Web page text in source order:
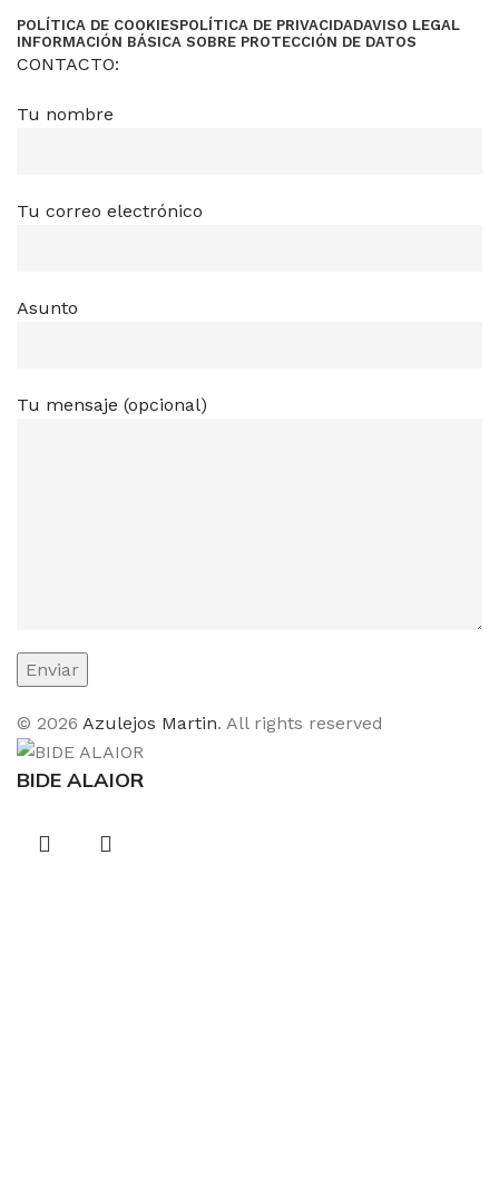
POLÍTICA DE COOKIESPOLÍTICA DE PRIVACIDADAVISO LEGAL
INFORMACIÓN BÁSICA SOBRE PROTECCIÓN DE DATOS
CONTACTO:
Tu nombre
Tu correo electrónico
Asunto
Tu mensaje (opcional)
© 2026 Azulejos Martin. All rights reserved
BIDE ALAIOR